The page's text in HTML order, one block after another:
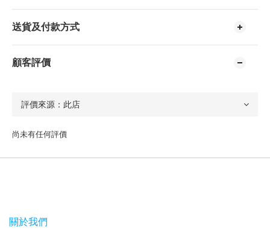
送貨及付款方式
顧客評價
尚未有任何評價
關於我們